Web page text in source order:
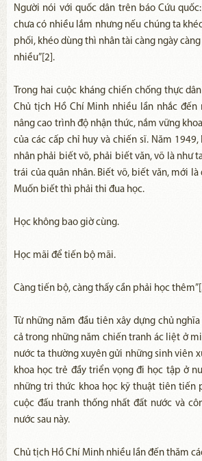
Người nói với quốc dân trên báo Cứu
chưa có nhiều lắm nhưng nếu chúng ta
phối, khéo dùng thì nhân tài càng ngày
nhiều”[2].
Trong hai cuộc kháng chiến chống thực
Chủ tịch Hồ Chí Minh nhiều lần nhắc đến
nâng cao trình độ nhận thức, nắm vững
của các cấp chỉ huy và chiến sĩ. Năm 1949,
nhân phải biết võ, phải biết văn, võ là như
trái của quân nhân. Biết võ, biết văn, mới là
Muốn biết thì phải thi đua học.
Học không bao giờ cùng.
Học mãi để tiến bộ mãi.
Càng tiến bộ, càng thấy cần phải học
Từ những năm đầu tiên xây dựng chủ
cả trong những năm chiến tranh ác liệt ở
nước ta thường xuyên gửi những sinh viên
khoa học trẻ đầy triển vọng đi học tập ở
những tri thức khoa học kỹ thuật tiên tiến
cuộc đấu tranh thống nhất đất nước và
nước sau này.
Chủ tịch Hồ Chí Minh nhiều lần đến thăm